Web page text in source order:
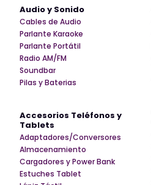
Audio y Sonido
Cables de Audio
Parlante Karaoke
Parlante Portátil
Radio AM/FM
Soundbar
Pilas y Baterias
Accesorios Teléfonos y
Tablets
Adaptadores/Conversores
Almacenamiento
Cargadores y Power Bank
Estuches Tablet